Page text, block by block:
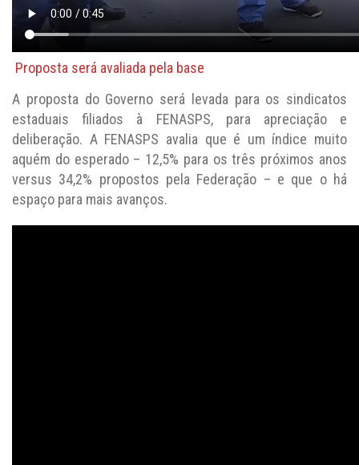
Proposta será avaliada pela base
A proposta do Governo será levada para os sindicatos
estaduais filiados à FENASPS, para apreciação e
deliberação. A FENASPS avalia que é um índice muito
aquém do esperado – 12,5% para os três próximos anos
versus 34,2% propostos pela Federação – e que o há
espaço para mais avanços.